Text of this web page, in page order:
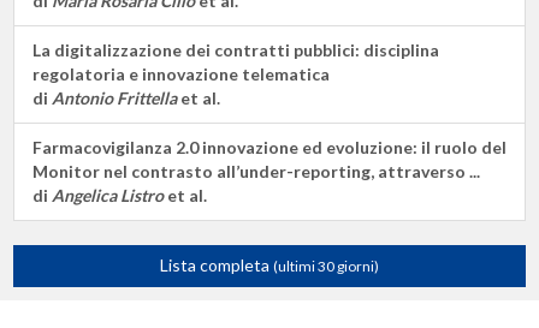
La digitalizzazione dei contratti pubblici: disciplina
regolatoria e innovazione telematica
di Antonio Frittellaet al.
Farmacovigilanza 2.0 innovazione ed evoluzione: il ruolo del
Monitor nel contrasto all’under-reporting, attraverso ...
di Angelica Listroet al.
Lista completa (ultimi 30 giorni)